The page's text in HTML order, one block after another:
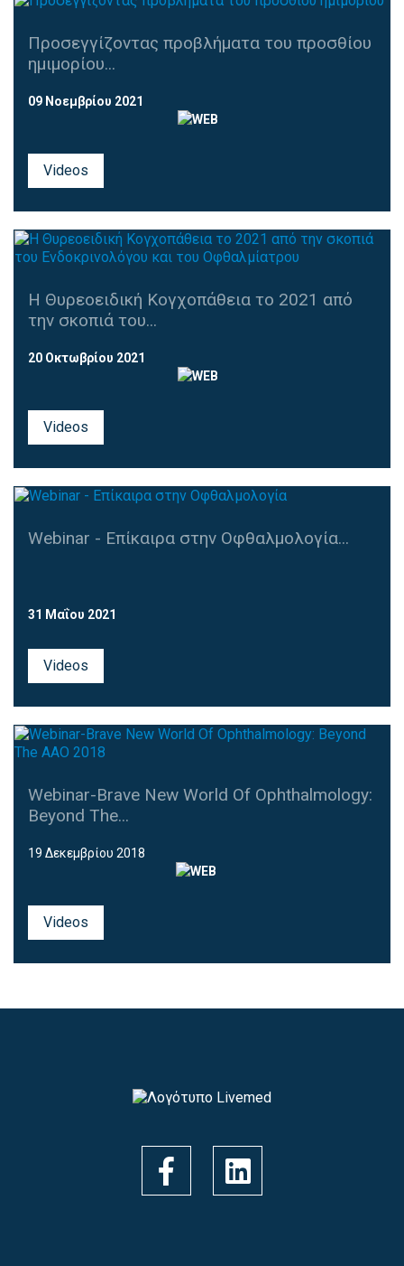
Προσεγγίζοντας προβλήματα του προσθίου
ημιμορίου...
09 Νοεμβρίου 2021
Videos
Η Θυρεοειδική Κογχοπάθεια το 2021 από
την σκοπιά του...
20 Οκτωβρίου 2021
Videos
Webinar - Επίκαιρα στην Οφθαλμολογία...
31 Μαΐου 2021
Videos
Webinar-Brave New World Of Ophthalmology:
Beyond The...
19 Δεκεμβρίου 2018
Videos